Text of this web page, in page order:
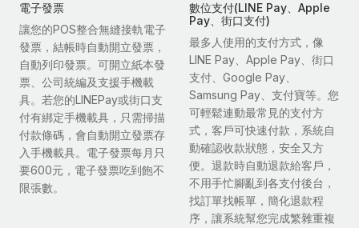
電子發票
讓您的POS整合無縫接軌電子
發票，結帳時自動開立發票，
自動列印發票。可開立紙本發
票、公司統編及支援手機載
具。若您的LINEPay或街口支
付有綁定手機載具，只需掃描
付款條碼，會自動開立發票存
入手機載具。電子發票每月只
要600元，電子發票吃到飽不
限張數。
數位支付(LINE Pay、Apple
Pay、街口支付)
最多人使用的支付方式，像
LINE Pay、Apple Pay、街口
支付、Google Pay、
Samsung Pay、支付寶等。您
可輕鬆連動最常見的支付方
式，客戶可快速付款，系統自
動確認收款狀態，安全又方
便。退款時自動退款給客戶，
不用手忙腳亂到各支付後台，
找訂單找帳單，簡化退款程
序，讓系統幫您完成繁雜重複